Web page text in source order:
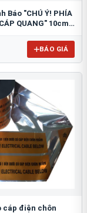
Báo "CHÚ Ý! PHÍA
QUANG" 10cm:
BÁO GIÁ
cáp điện chôn